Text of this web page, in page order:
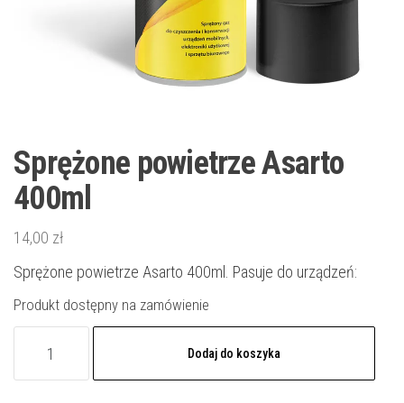
Sprężone powietrze Asarto
400ml
14,00 zł
Sprężone powietrze Asarto 400ml. Pasuje do urządzeń:
Produkt dostępny na zamówienie
Sprężone
Dodaj do koszyka